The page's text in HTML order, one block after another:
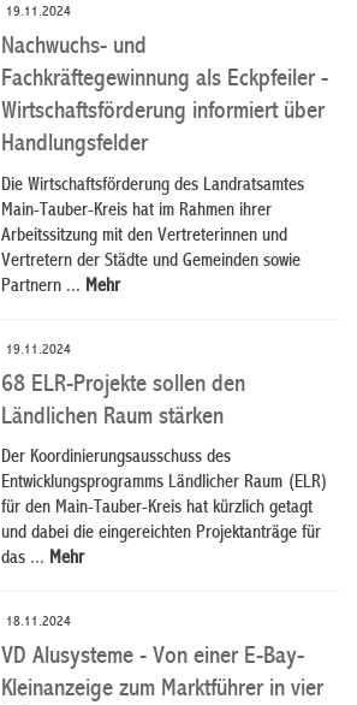
19.11.2024
Nachwuchs- und
Fachkräftegewinnung als Eckpfeiler -
Wirtschaftsförderung informiert über
Handlungsfelder
Die Wirtschaftsförderung des Landratsamtes
Main-Tauber-Kreis hat im Rahmen ihrer
Arbeitssitzung mit den Vertreterinnen und
Vertretern der Städte und Gemeinden sowie
Partnern ... Mehr
19.11.2024
68 ELR-Projekte sollen den
Ländlichen Raum stärken
Der Koordinierungsausschuss des
Entwicklungsprogramms Ländlicher Raum (ELR)
für den Main-Tauber-Kreis hat kürzlich getagt
und dabei die eingereichten Projektanträge für
das ... Mehr
18.11.2024
VD Alusysteme - Von einer E-Bay-
Kleinanzeige zum Marktführer in vier